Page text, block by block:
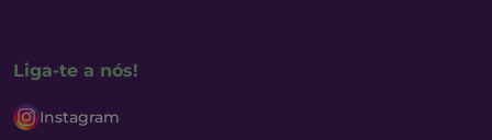
Liga-te a nós!
Instagram